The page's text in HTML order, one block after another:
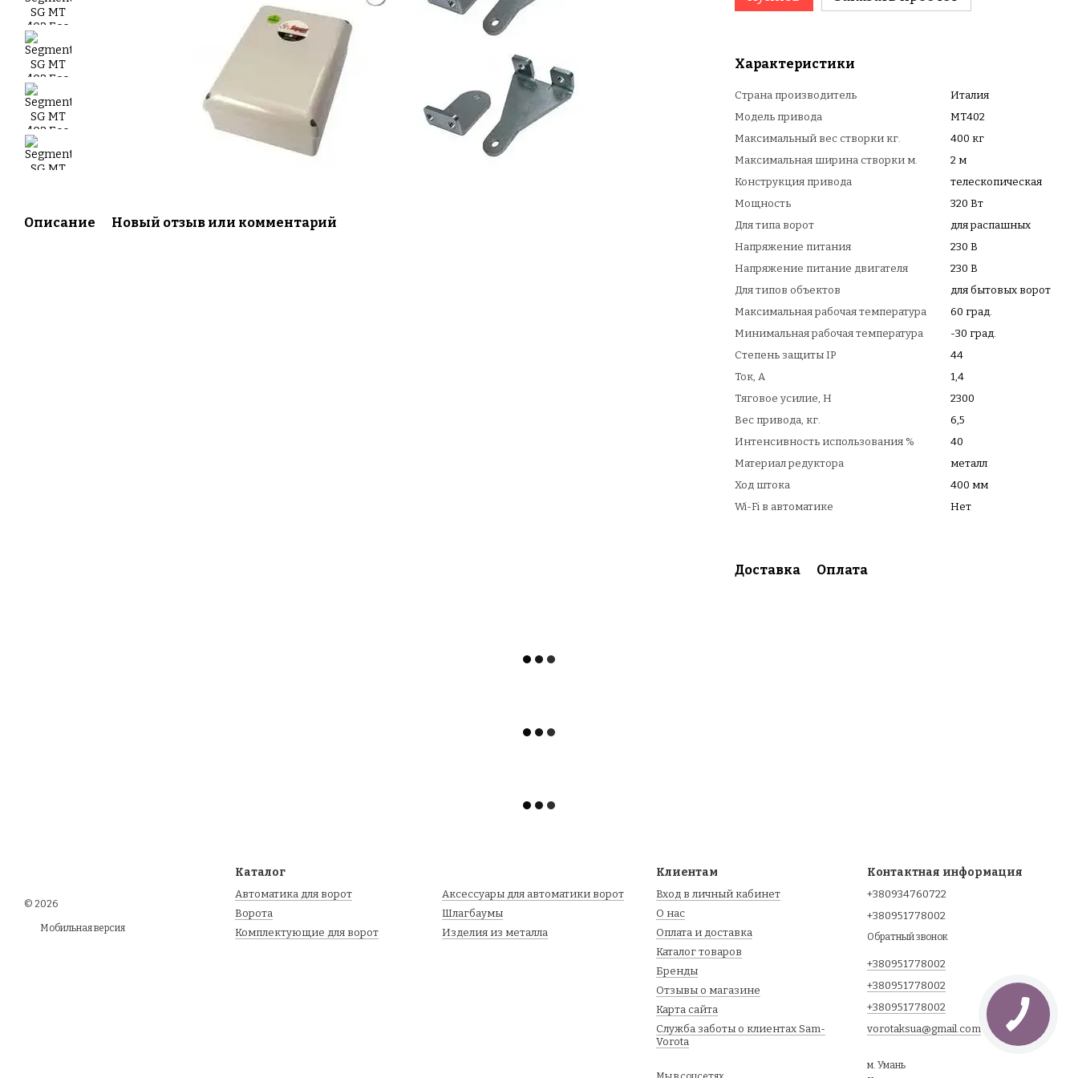
Характеристики
Страна производитель
Италия
Модель привода
MT402
Максимальный вес створки кг.
400 кг
Максимальная ширина створки м.
2 м
Конструкция привода
телескопическая
Мощность
320 Вт
Для типа ворот
для распашных
Напряжение питания
230 В
Напряжение питание двигателя
230 В
Для типов объектов
для бытовых ворот
Максимальная рабочая температура
60 град.
Минимальная рабочая температура
-30 град.
Степень защиты IP
44
Ток, А
1,4
Тяговое усилие, Н
2300
Вес привода, кг.
6,5
Интенсивность использования %
40
Материал редуктора
металл
Ход штока
400 мм
Wi-Fi в автоматике
Нет
Доставка Оплата
Описание Новый отзыв или комментарий
© 2026
Мобильная версия
Каталог
Автоматика для ворот
Ворота
Комплектующие для ворот
Аксессуары для автоматики ворот
Шлагбаумы
Изделия из металла
Клиентам
Вход в личный кабинет
О нас
Оплата и доставка
Каталог товаров
Бренды
Отзывы о магазине
Карта сайта
Служба заботы о клиентах Sam-
Vorota
Контактная информация
+380934760722
+380951778002
Обратный звонок
+380951778002
+380951778002
+380951778002
vorotaksua@gmail.com
м. Умань